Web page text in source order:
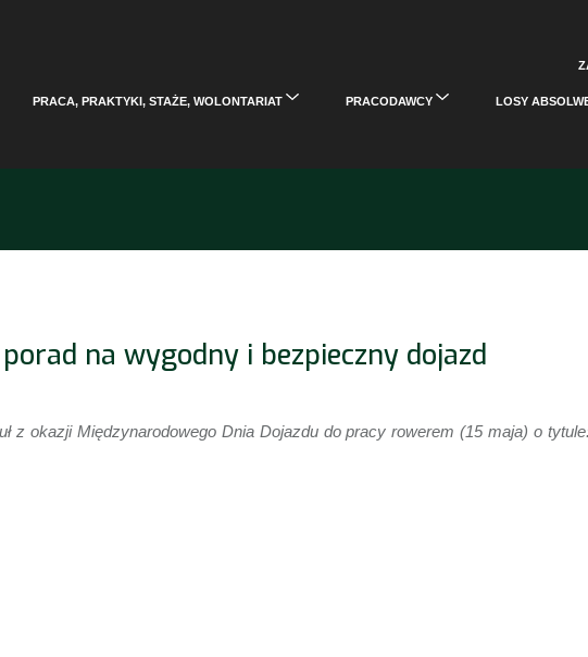
PRACA, PRAKTYKI, STAŻE, WOLONTARIAT PRACODAWCY LOSY
porad na wygodny i bezpieczny dojazd
z okazji Międzynarodowego Dnia Dojazdu do pracy rowerem (15 maja) o